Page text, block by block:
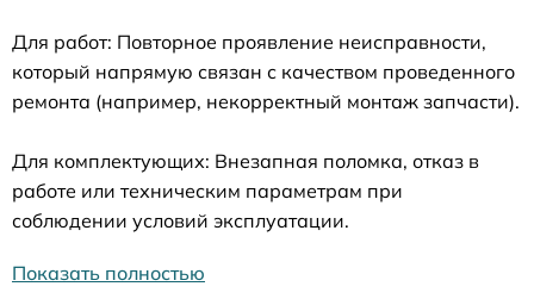
Для работ: Повторное проявление неисправности,
который напрямую связан с качеством проведенного
ремонта (например, некорректный монтаж запчасти).
Для комплектующих: Внезапная поломка, отказ в
работе или техническим параметрам при
соблюдении условий эксплуатации.
Показать полностью